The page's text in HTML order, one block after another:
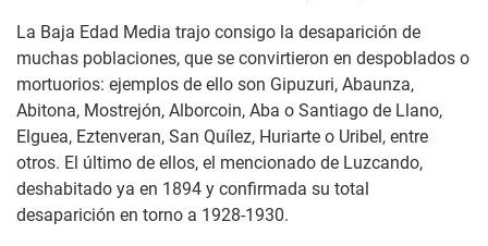
La Baja Edad Media trajo consigo la desaparición de
muchas poblaciones, que se convirtieron en despoblados o
mortuorios: ejemplos de ello son Gipuzuri, Abaunza,
Abitona, Mostrejón, Alborcoin, Aba o Santiago de Llano,
Elguea, Eztenveran, San Quílez, Huriarte o Uribel, entre
otros. El último de ellos, el mencionado de Luzcando,
deshabitado ya en 1894 y confirmada su total
desaparición en torno a 1928-1930.